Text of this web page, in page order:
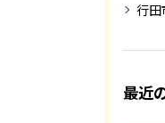
行田
最近